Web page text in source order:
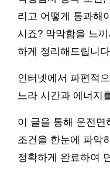
리고 어떻게 통과해
시죠? 막막함을 느
하게 정리해드립니
인터넷에서 파편적
느라 시간과 에너지
이 글을 통해 운전
조건을 한눈에 파악
정확하게 완료하여